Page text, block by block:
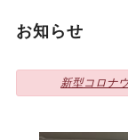
お知らせ
新型コロナ